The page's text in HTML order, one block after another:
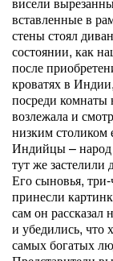
вставленные в
стены стоял
состоянии, как
после
кроватях в
посреди комнаты
возлежала и
низким столиком
Индийцы – народ
тут же
Его сыновья,
принесли
сам он рассказал
и убедились, что
самых богатых